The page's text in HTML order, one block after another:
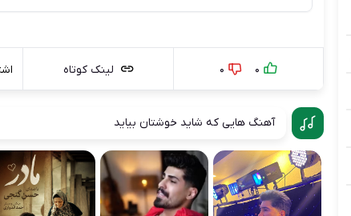
0
0 لینک کوتاه
آهنگ هایی که شاید خوشتان بیاید